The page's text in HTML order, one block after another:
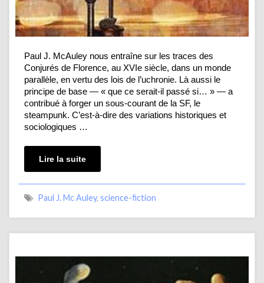
Paul J. McAuley nous entraîne sur les traces des
Conjurés de Florence, au XVIe siècle, dans un monde
parallèle, en vertu des lois de l’uchronie. Là aussi le
principe de base — « que ce serait-il passé si… » — a
contribué à forger un sous-courant de la SF, le
steampunk. C’est-à-dire des variations historiques et
sociologiques …
Lire la suite
Paul J. Mc Auley, science-fiction